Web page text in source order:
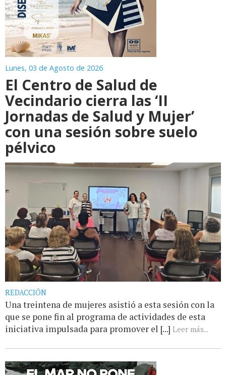
Lunes, 03 de Agosto de 2026
El Centro de Salud de
Vecindario cierra las ‘II
Jornadas de Salud y Mujer’
con una sesión sobre suelo
pélvico
REDACCIÓN
Una treintena de mujeres asistió a esta sesión con la
que se pone fin al programa de actividades de esta
iniciativa impulsada para promover el [...] Leer más...